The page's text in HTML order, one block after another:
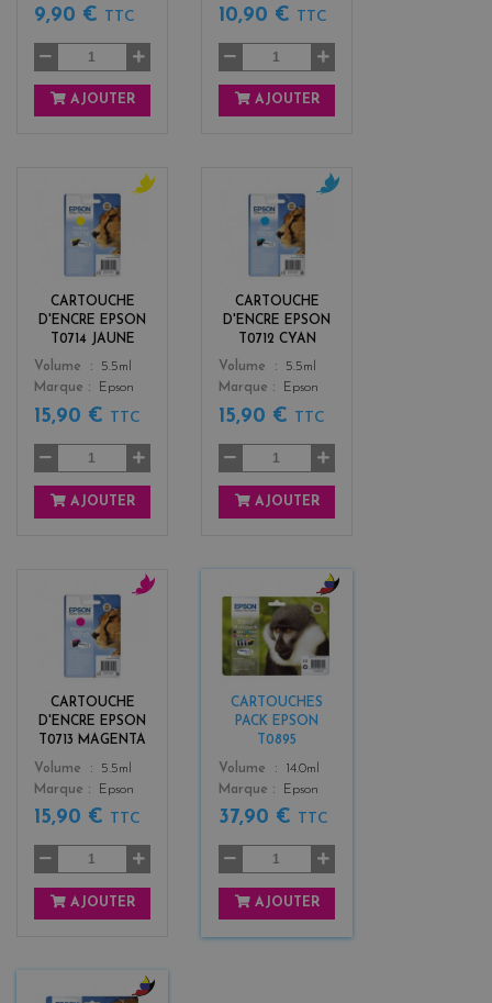
9,90 € TTC
AJOUTER
10,90 € TTC
AJOUTER
CARTOUCHE
D'ENCRE EPSON
T0714 JAUNE
Color
o
w
Volume
5.5ml
Marque
Epson
15,90 € TTC
AJOUTER
CARTOUCHE
D'ENCRE EPSON
T0712 CYAN
Color
Volume
5.5ml
Marque
Epson
15,90 € TTC
AJOUTER
CARTOUCHE
D'ENCRE EPSON
T0713 MAGENTA
Color
n
t
a
Volume
5.5ml
Marque
Epson
15,90 € TTC
AJOUTER
CARTOUCHES
PACK EPSON
T0895
Color
b
l
a
c
k
+
Volume
14.0ml
Marque
Epson
37,90 € TTC
AJOUTER